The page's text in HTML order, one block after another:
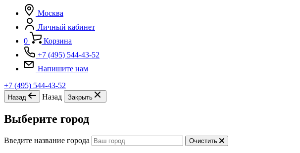
Москва
Личный кабинет
0
Корзина
+7 (495) 544-43-52
Напишите нам
+7 (495) 544-43-52
Назад Назад Закрыть
Выберите город
Введите название города Очистить